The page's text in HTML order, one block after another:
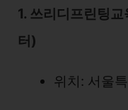
1. 쓰리디프린팅
터)
위치: 서울